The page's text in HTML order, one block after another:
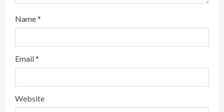
Name*
Email*
Website